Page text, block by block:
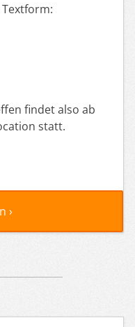
findet also ab
statt.
›